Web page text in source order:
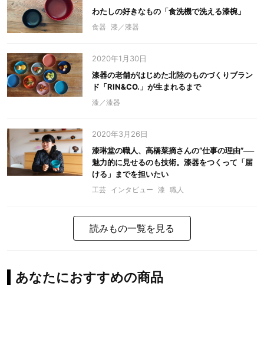
わたしの好きなもの「食洗機で洗える漆椀」
食器 漆／漆器
2020年1月30日
漆器の老舗がはじめた北陸のものづくりブラン
ド「RIN&CO.」が生まれるまで
漆／漆器
2020年3月26日
漆琳堂の職人、高橋菜摘さんの“仕事の理由”──
魅力的に見せるのも技術。漆器をつくって「届
ける」までを担いたい
工芸 インタビュー 漆 職人
読みもの一覧を見る
あなたにおすすめの商品